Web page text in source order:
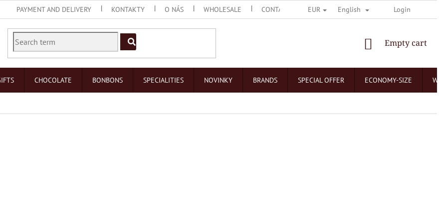
PAYMENT AND DELIVERY KONTAKTY O NÁS WHOLESALE CONTACT US O ČOKOLÁDOVNÁCH NEJČASTĚJŠÍ
EUR English Login
SHOPPING
Empty cart
CHOCOLATE BONBONS SPECIALITIES NOVINKY BRANDS SPECIAL OFFER ECONOMY-SIZE